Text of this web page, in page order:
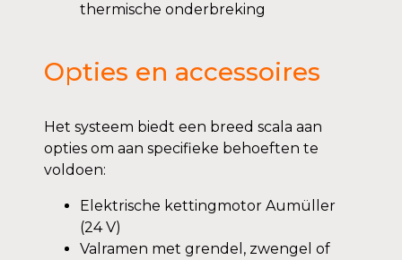
thermische onderbreking
Opties en accessoires
Het systeem biedt een breed scala aan
opties om aan specifieke behoeften te
voldoen:
Elektrische kettingmotor Aumüller
(24 V)
Valramen met grendel, zwengel of